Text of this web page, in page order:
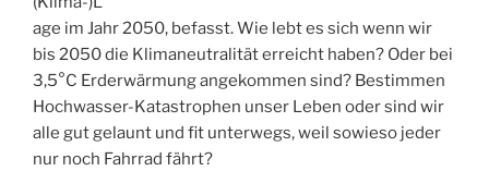
age im Jahr 2050, befasst. Wie lebt es sich wenn wir
bis 2050 die Klimaneutralität erreicht haben? Oder bei
3,5°C Erderwärmung angekommen sind? Bestimmen
Hochwasser-Katastrophen unser Leben oder sind wir
alle gut gelaunt und fit unterwegs, weil sowieso jeder
nur noch Fahrrad fährt?